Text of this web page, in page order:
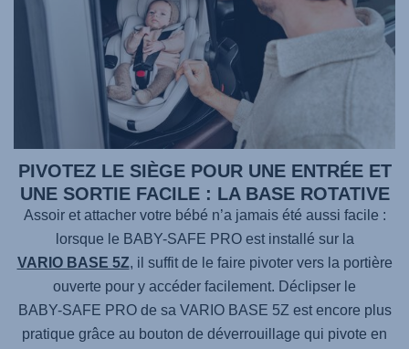
PIVOTEZ LE SIÈGE POUR UNE ENTRÉE ET
UNE SORTIE FACILE : LA BASE ROTATIVE
Assoir et attacher votre bébé n’a jamais été aussi facile :
lorsque le BABY-SAFE PROest installé sur la
VARIO BASE 5Z, il suffit de le faire pivoter vers la portière
ouverte pour y accéder facilement. Déclipser le
BABY-SAFE PROde sa VARIO BASE 5Z est encore plus
pratique grâce au bouton de déverrouillage qui pivote en